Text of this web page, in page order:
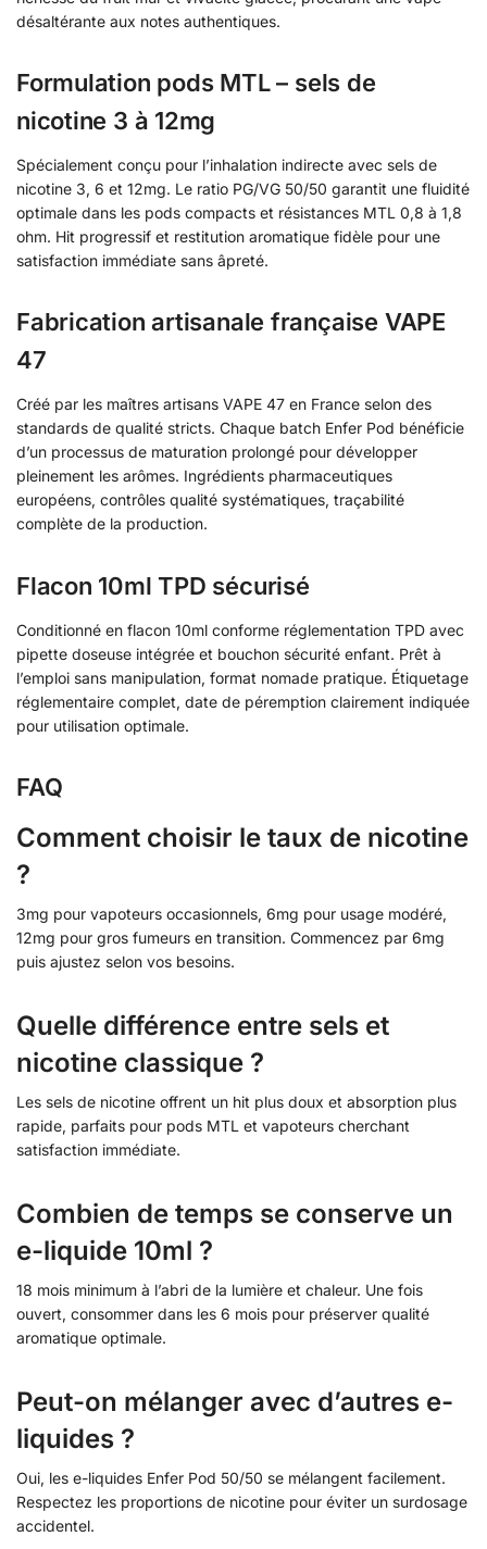
désaltérante aux notes authentiques.
Formulation pods MTL – sels de
nicotine 3 à 12mg
Spécialement conçu pour l’inhalation indirecte avec sels de
nicotine 3, 6 et 12mg. Le ratio PG/VG 50/50 garantit une fluidité
optimale dans les pods compacts et résistances MTL 0,8 à 1,8
ohm. Hit progressif et restitution aromatique fidèle pour une
satisfaction immédiate sans âpreté.
Fabrication artisanale française VAPE
47
Créé par les maîtres artisans VAPE 47 en France selon des
standards de qualité stricts. Chaque batch Enfer Pod bénéficie
d’un processus de maturation prolongé pour développer
pleinement les arômes. Ingrédients pharmaceutiques
européens, contrôles qualité systématiques, traçabilité
complète de la production.
Flacon 10ml TPD sécurisé
Conditionné en flacon 10ml conforme réglementation TPD avec
pipette doseuse intégrée et bouchon sécurité enfant. Prêt à
l’emploi sans manipulation, format nomade pratique. Étiquetage
réglementaire complet, date de péremption clairement indiquée
pour utilisation optimale.
FAQ
Comment choisir le taux de nicotine
?
3mg pour vapoteurs occasionnels, 6mg pour usage modéré,
12mg pour gros fumeurs en transition. Commencez par 6mg
puis ajustez selon vos besoins.
Quelle différence entre sels et
nicotine classique ?
Les sels de nicotine offrent un hit plus doux et absorption plus
rapide, parfaits pour pods MTL et vapoteurs cherchant
satisfaction immédiate.
Combien de temps se conserve un
e-liquide 10ml ?
18 mois minimum à l’abri de la lumière et chaleur. Une fois
ouvert, consommer dans les 6 mois pour préserver qualité
aromatique optimale.
Peut-on mélanger avec d’autres e-
liquides ?
Oui, les e-liquides Enfer Pod 50/50 se mélangent facilement.
Respectez les proportions de nicotine pour éviter un surdosage
accidentel.